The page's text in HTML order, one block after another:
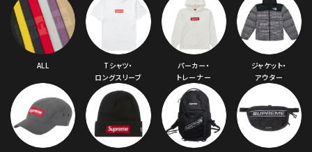
ALL
Tシャツ・
ロングスリーブ
パーカー・
トレーナー
ジャケット・
アウター